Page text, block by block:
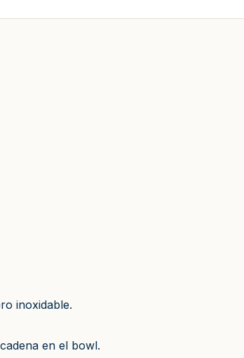
inoxidable.
en el bowl.